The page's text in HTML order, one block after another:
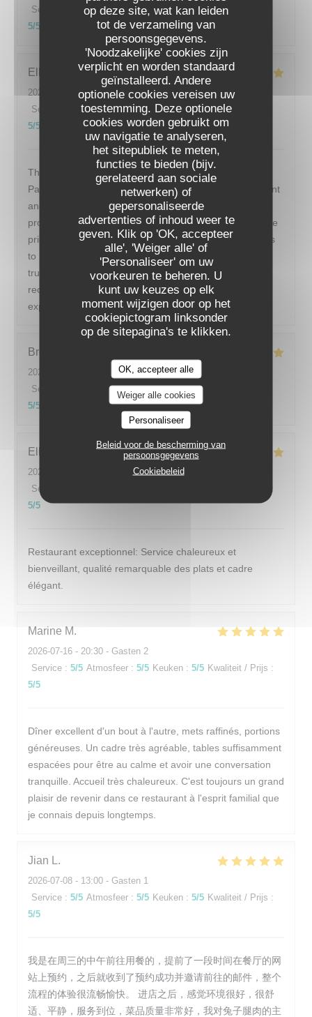
op deze site, wat kan leiden
tot de verzameling van
persoonsgegevens.
'Noodzakelijke' cookies zijn
verplicht en worden standaard
geïnstalleerd. Andere
optionele cookies vereisen uw
toestemming. Deze optionele
cookies worden gebruikt om
uw navigatie te analyseren,
het sitepubliek te meten,
functies te bieden (bijv.
gerelateerd aan sociale
netwerken) of
gepersonaliseerde
advertenties of inhoud weer te
geven. Klik op 'OK, accepteer
alle', 'Weiger alle' of
'Personaliseer' om uw
voorkeuren te beheren. U
kunt uw keuzes op elk
moment wijzigen door op het
cookiepictogram linksonder
op de sitepagina's te klikken.
OK, accepteer alle
Weiger alle cookies
Personaliseer
Beleid voor de bescherming van
persoonsgegevens
Cookiebeleid
Service Atmosfeer : 5/5 Keuken: 5 /5 Kwaliteit / Prijs
5/5
Ellen
2026-07-15
- 19:30 - Gasten 4
Service
/5 Atmosfeer: 5/5 Keuken : 5/5 Kwaliteit / Prijs
5/5
This restaurant was the perfect end to our week long
Paris vacation. The ambience was perfect. Quiet, elegant
and efficient. We were greeted warmly and seated
promptly. The menu was varied but simple. We loved the
price fix format. The food was delicious- from appetizers
to main to dessert. The wine pairings were perfect. We
truly enjoyed restaurant de La tour and would highly
recommend it to anyone looking for a marvelous dining
experience.
Brooke
2026-07-15
- 20:00 - Gasten 6
Service
Atmosfeer: 5/5 Keuken: 5/5
5/5
Elham
2026-07-17
- 12:30 - Gasten 2
Service
:
5/5
Restaurant exceptionnel: Service chaleureux et
bienveillant, qualité remarquable des plats et cadre
élégant.
Marine M
2026-07-16 - 20:30 - Gasten 2
Service : 5/5 Atmosfeer : 5/5 Keuken : 5/5 Kwaliteit / Prijs :
5/5
Dîner excellent d'un bout à l'autre, mets raffinés, portions
généreuses. Un cadre très agréable, tables suffisamment
espacées pour être au calme et avoir une conversation
tranquille. Accueil très chaleureux. C'est toujours un grand
plaisir de revenir dans ce restaurant à l'esprit familial que
je connais depuis longtemps.
Jian L
2026-07-08 - 13:00 - Gasten 1
Service : 5/5 Atmosfeer : 5/5 Keuken : 5/5 Kwaliteit / Prijs :
5/5
我是在周三的中午前往用餐的，提前了一段时间在餐厅的网
站上预约，之后就收到了预约成功并邀请前往的邮件，整个
流程的体验很流畅愉快。 进店之后，感觉环境很好，很舒
适、平静，服务到位，菜品质量非常好，我对兔子腿肉的主
RESTAURANT DE LA TOUR